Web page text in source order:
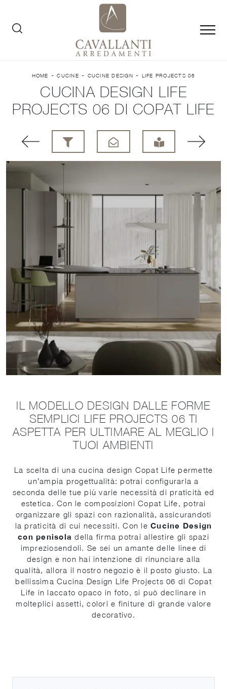
HOME -CUCINE - CUCINE DESIGN - LIFE PROJECTS 06
CUCINA DESIGN LIFE
PROJECTS 06 DI COPAT LIFE
IL MODELLO DESIGN DALLE FORME
SEMPLICI LIFE PROJECTS 06 TI
ASPETTA PER ULTIMARE AL MEGLIO I
TUOI AMBIENTI
La scelta di una cucina design Copat Life permette
un’ampia progettualità: potrai configurarla a
seconda delle tue più varie necessità di praticità ed
estetica. Con le composizioni Copat Life, potrai
organizzare gli spazi con razionalità, assicurandoti
la praticità di cui necessiti. Con leCucine Design
con penisola della firma potrai allestire gli spazi
impreziosendoli. Se sei un amante delle linee di
design e non hai intenzione di rinunciare alla
qualità, allora il nostro negozio è il posto giusto. La
bellissima Cucina Design Life Projects 06 di Copat
Life in laccato opaco in foto, si può declinare in
molteplici assetti, colori e finiture di grande valore
decorativo.